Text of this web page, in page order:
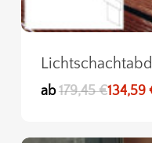
ab 179,45€134,59